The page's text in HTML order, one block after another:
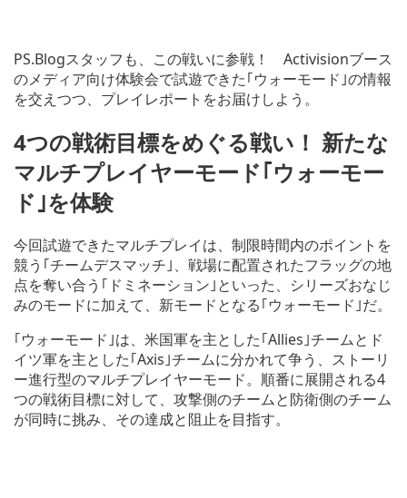
PS.Blogスタッフも、この戦いに参戦！ Activisionブース
のメディア向け体験会で試遊できた｢ウォーモード｣の情報
を交えつつ、プレイレポートをお届けしよう。
4つの戦術目標をめぐる戦い！ 新たな
マルチプレイヤーモード｢ウォーモー
ド｣を体験
今回試遊できたマルチプレイは、制限時間内のポイントを
競う｢チームデスマッチ｣、戦場に配置されたフラッグの地
点を奪い合う｢ドミネーション｣といった、シリーズおなじ
みのモードに加えて、新モードとなる｢ウォーモード｣だ。
｢ウォーモード｣は、米国軍を主とした｢Allies｣チームとド
イツ軍を主とした｢Axis｣チームに分かれて争う、ストーリ
ー進行型のマルチプレイヤーモード。順番に展開される4
つの戦術目標に対して、攻撃側のチームと防衛側のチーム
が同時に挑み、その達成と阻止を目指す。